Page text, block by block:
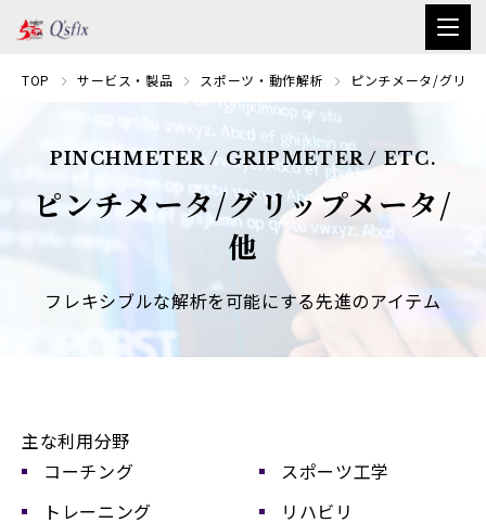
TOP サービス・製品 スポーツ・動作解析 ピンチメータ/グリッ
PINCHMETER / GRIPMETER / ETC.
ピンチメータ/グリップメータ/
他
フレキシブルな解析を可能にする先進のアイテム
主な利用分野
コーチング
スポーツ工学
トレーニング
リハビリ